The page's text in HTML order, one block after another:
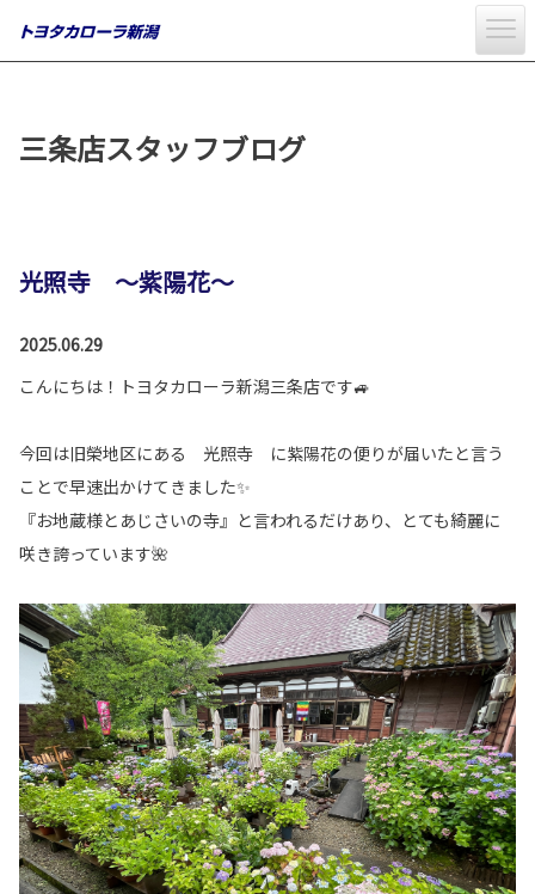
三条店スタッフブログ
光照寺 ～紫陽花～
2025.06.29
こんにちは！トヨタカローラ新潟三条店です🚙
今回は旧榮地区にある 光照寺 に紫陽花の便りが届いたと言う
ことで早速出かけてきました✨
『お地蔵様とあじさいの寺』と言われるだけあり、とても綺麗に
咲き誇っています🌺